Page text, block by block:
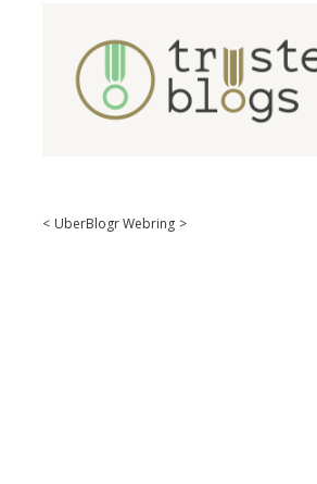
< UberBlogr Webring >